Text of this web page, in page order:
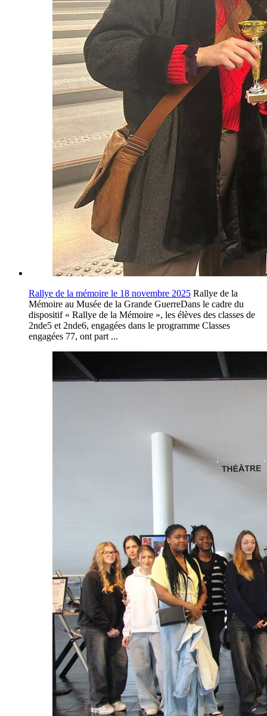
Rallye de la mémoire le 18 novembre 2025 Rallye de la
Mémoire au Musée de la Grande GuerreDans le cadre du
dispositif « Rallye de la Mémoire », les élèves des classes de
2nde5 et 2nde6, engagées dans le programme Classes
engagées 77, ont part ...